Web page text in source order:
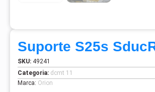
Suporte S25s
SKU: 49241
Categoria: dcmt 11
Marca: Orion